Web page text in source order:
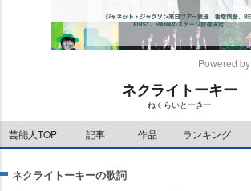
Powered by
ネクライトーキー
ねくらいとーきー
芸能人TOP 記事 作品 ランキング
ネクライトーキーの歌詞